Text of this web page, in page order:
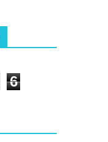
6